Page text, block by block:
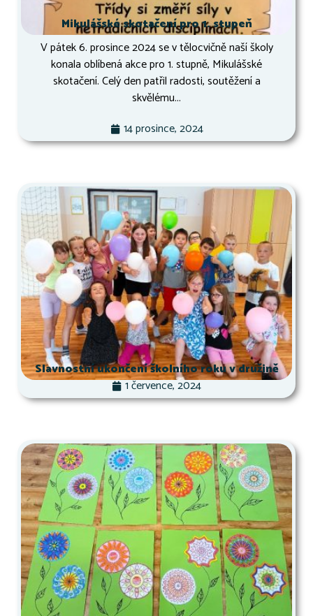
Mikulášské skotačení pro 1. stupeň
V pátek 6. prosince 2024 se v tělocvičně naší školy
konala oblíbená akce pro 1. stupně, Mikulášské
skotačení. Celý den patřil radosti, soutěžení a
skvělému...
14 prosince, 2024
Slavnostní ukončení školního roku v družině
1 července, 2024